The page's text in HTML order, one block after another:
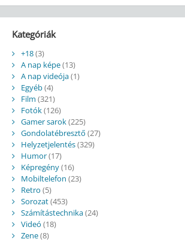
Kategóriák
+18(3)
A nap képe(13)
A nap videója(1)
Egyéb(4)
Film (321)
Fotók(126)
Gamer sarok(225)
Gondolatébresztő (27)
Helyzetjelentés(329)
Humor(17)
Képregény(16)
Mobiltelefon (23)
Retro (5)
Sorozat(453)
Számítástechnika(24)
Videó (18)
Zene(8)